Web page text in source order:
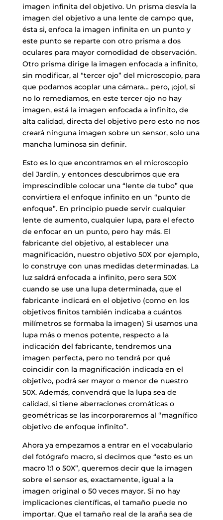
imagen infinita del objetivo. Un prisma desvía la
imagen del objetivo a una lente de campo que,
ésta si, enfoca la imagen infinita en un punto y
este punto se reparte con otro prisma a dos
oculares para mayor comodidad de observación.
Otro prisma dirige la imagen enfocada a infinito,
sin modificar, al “tercer ojo” del microscopio, para
que podamos acoplar una cámara… pero, ¡ojo!, si
no lo remediamos, en este tercer ojo no hay
imagen, está la imagen enfocada a infinito, de
alta calidad, directa del objetivo pero esto no nos
creará ninguna imagen sobre un sensor, solo una
mancha luminosa sin definir.
Esto es lo que encontramos en el microscopio
del Jardín, y entonces descubrimos que era
imprescindible colocar una “lente de tubo” que
convirtiera el enfoque infinito en un “punto de
enfoque”. En principio puede servir cualquier
lente de aumento, cualquier lupa, para el efecto
de enfocar en un punto, pero hay más. El
fabricante del objetivo, al establecer una
magnificación, nuestro objetivo 50X por ejemplo,
lo construye con unas medidas determinadas. La
luz saldrá enfocada a infinito, pero sera 50X
cuando se use una lupa determinada, que el
fabricante indicará en el objetivo (como en los
objetivos finitos también indicaba a cuántos
milímetros se formaba la imagen) Si usamos una
lupa más o menos potente, respecto a la
indicación del fabricante, tendremos una
imagen perfecta, pero no tendrá por qué
coincidir con la magnificación indicada en el
objetivo, podrá ser mayor o menor de nuestro
50X. Además, convendrá que la lupa sea de
calidad, si tiene aberraciones cromáticas o
geométricas se las incorporaremos al “magnífico
objetivo de enfoque infinito”.
Ahora ya empezamos a entrar en el vocabulario
del fotógrafo macro, si decimos que “esto es un
macro 1:1 o 50X”, queremos decir que la imagen
sobre el sensor es, exactamente, igual a la
imagen original o 50 veces mayor. Si no hay
implicaciones científicas, el tamaño puede no
importar. Que el tamaño real de la araña sea de